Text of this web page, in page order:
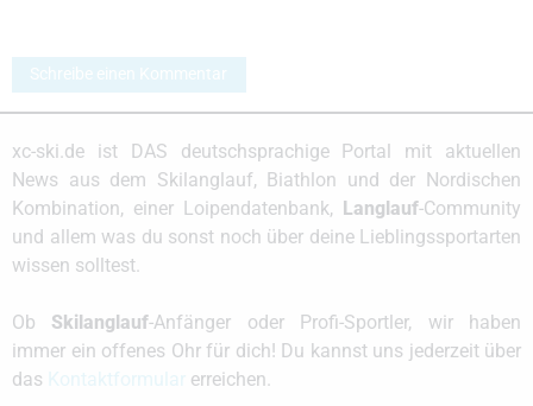
Schreibe einen Kommentar
xc-ski.de ist DAS deutschsprachige Portal mit aktuellen
News aus dem Skilanglauf, Biathlon und der Nordischen
Kombination, einer Loipendatenbank,
Langlauf-Community
und allem was du sonst noch über deine Lieblingssportarten
wissen solltest.
Ob Skilanglauf-Anfänger oder Profi-Sportler, wir haben
immer ein offenes Ohr für dich! Du kannst uns jederzeit über
das
erreichen.